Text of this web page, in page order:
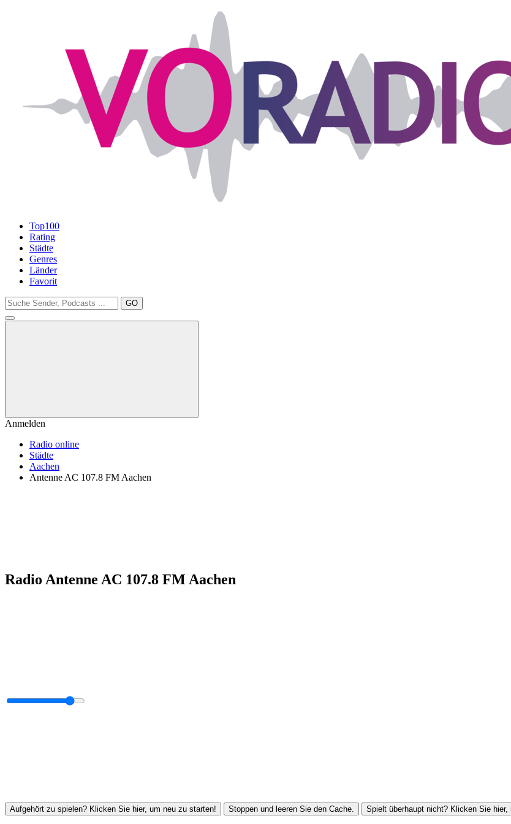
Top100
Rating
Städte
Genres
Länder
Favorit
GO
Anmelden
Radio online
Städte
Aachen
Antenne AC 107.8 FM Aachen
Radio Antenne AC 107.8 FM Aachen
Aufgehört zu spielen? Klicken Sie hier, um neu zu starten! Stoppen und leeren Sie den Cache. Spielt überhaupt nicht? Klicken Sie